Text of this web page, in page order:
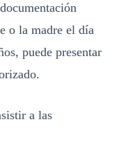
o la madre el día
puede presentar
a las